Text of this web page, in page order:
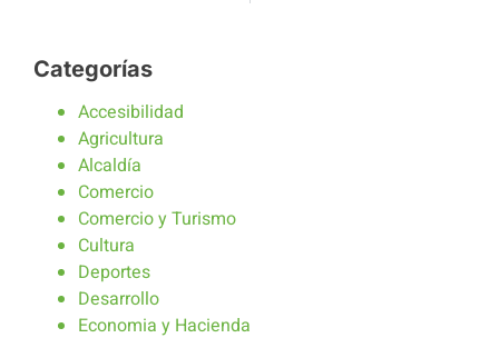
Categorías
Accesibilidad
Agricultura
Alcaldía
Comercio
Comercio y Turismo
Cultura
Deportes
Desarrollo
Economia y Hacienda